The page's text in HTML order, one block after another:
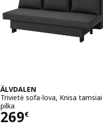
ÄLVDALEN
Trivietė sofa-lova, Knisa tamsiai
pilka
269€
Kaina 269€